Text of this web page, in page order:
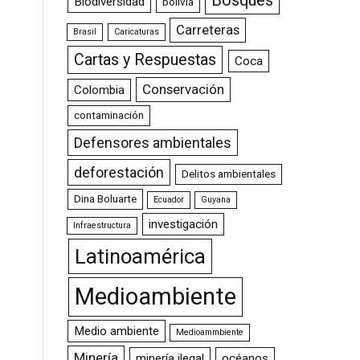
Brasil Caricaturas Carreteras
Cartas y Respuestas
Coca
Colombia
Conservación
contaminación
Defensores ambientales
deforestación
Delitos ambientales
Dina Boluarte Ecuador Guyana
Infraestructura investigación
Latinoamérica
Medioambiente
Medio ambiente Medioammbiente